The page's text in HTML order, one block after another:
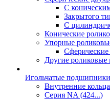
С
Закрытого
С
Конические
Упорные
Другие
Игольчатые подшипники
Внутренние
Серия NA (424...)